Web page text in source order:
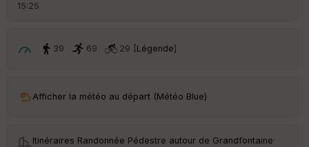
15:25
39 69 29 [Légende]
Afficher la météo au départ (Météo Blue)
Itinéraires Randonnée Pédestre autour de Grandfontaine·